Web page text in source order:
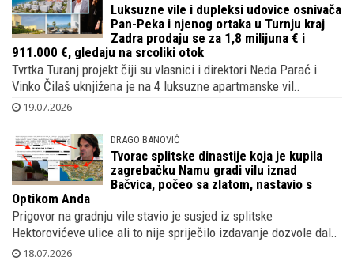
Luksuzne vile i dupleksi udovice osnivača
Pan-Peka i njenog ortaka u Turnju kraj
Zadra prodaju se za 1,8 milijuna € i
911.000 €, gledaju na srcoliki otok
Tvrtka Turanj projekt čiji su vlasnici i direktori Neda Parać i
Vinko Čilaš uknjižena je na 4 luksuzne apartmanske vil..
19.07.2026
DRAGO BANOVIĆ
Tvorac splitske dinastije koja je kupila
zagrebačku Namu gradi vilu iznad
Bačvica, počeo sa zlatom, nastavio s
Optikom Anda
Prigovor na gradnju vile stavio je susjed iz splitske
Hektorovićeve ulice ali to nije spriječilo izdavanje dozvole dal..
18.07.2026